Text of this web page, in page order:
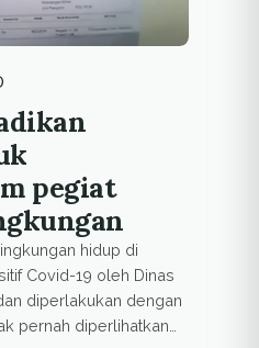
pegiat
hidup di
Covid-19 oleh Dinas
diperlakukan dengan
pernah diperlihatkan